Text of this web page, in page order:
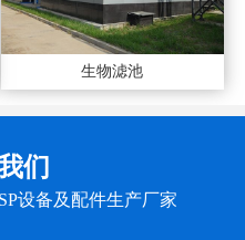
生物滤池
们
设备及配件生产厂家